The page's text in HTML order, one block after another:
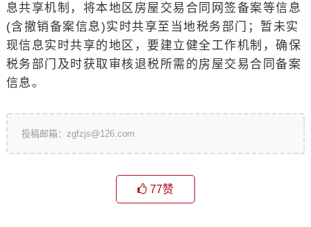
息共享机制，将本地区房屋交易合同网签备案等信息
(含撤销备案信息)实时共享至当地税务部门；暂未实
现信息实时共享的地区，要建立健全工作机制，确保
税务部门及时获取审核退税所需的房屋交易合同备案
信息。
投稿邮箱：zgfzjs@126.com
77赞